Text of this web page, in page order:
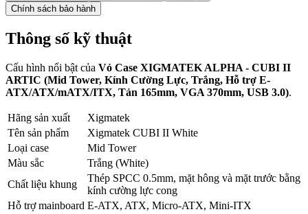
Chính sách bảo hành
Thông số kỹ thuật
Cấu hình nổi bật của Vỏ Case XIGMATEK ALPHA - CUBI II
ARTIC (Mid Tower, Kính Cường Lực, Trắng, Hỗ trợ E-
ATX/ATX/mATX/ITX, Tản 165mm, VGA 370mm, USB 3.0).
Hãng sản xuất
Xigmatek
Tên sản phẩm
Xigmatek CUBI II White
Loại case
Mid Tower
Màu sắc
Trắng (White)
Chất liệu khung
Thép SPCC 0.5mm, mặt hông và mặt trước bằng
kính cường lực cong
Hỗ trợ mainboard E-ATX, ATX, Micro-ATX, Mini-ITX